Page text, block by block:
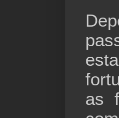
as